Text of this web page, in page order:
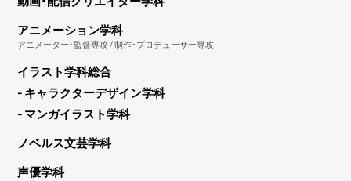
アニメーション学科
アニメーター・監督専攻 / 制作・プロデューサー専攻
イラスト学科総合
- キャラクターデザイン学科
- マンガイラスト学科
ノベルス文芸学科
声優学科